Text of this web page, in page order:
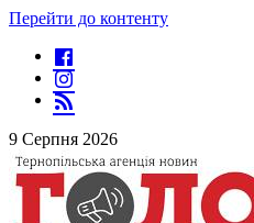
Перейти до контенту
9 Серпня 2026